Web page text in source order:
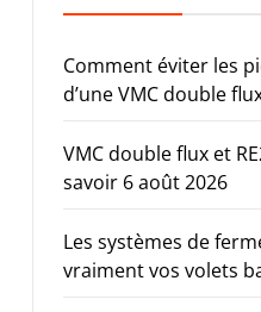
Comment éviter les
d’une VMC double
VMC double flux et
savoir 6 août 2026
Les systèmes de
vraiment vos volets